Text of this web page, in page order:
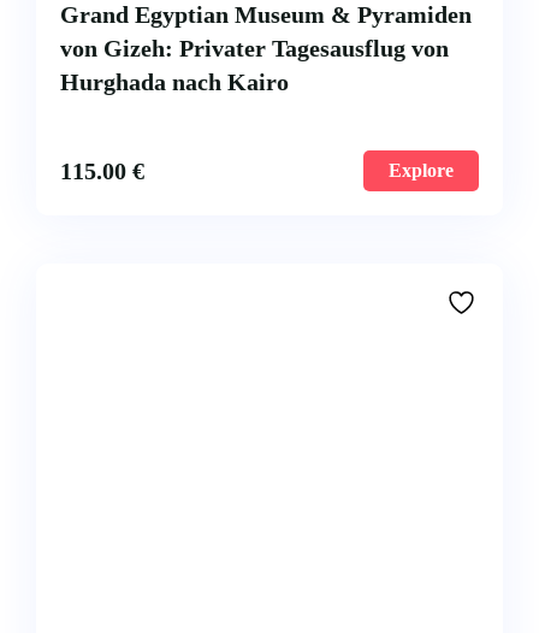
Grand Egyptian Museum & Pyramiden
von Gizeh: Privater Tagesausflug von
Hurghada nach Kairo
115.00 € Explore